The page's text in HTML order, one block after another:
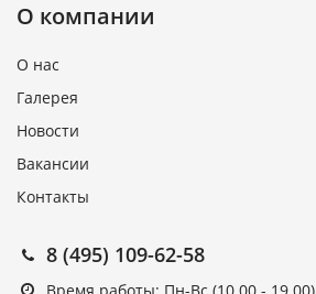
О компании
О нас
Галерея
Новости
Вакансии
Контакты
8 (495) 109-62-58